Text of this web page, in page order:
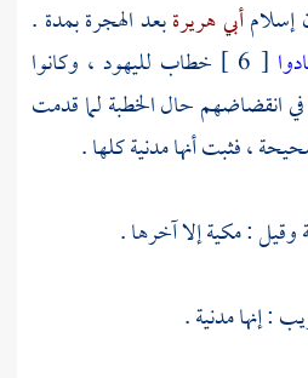
إسلامأبي هريرةبعد الهجرة بمدة .
[ 6 ] خطاب لليهود ، وكانوا
انقضاضهم حال الخطبة لما قدمت
، فثبت أنها مدنية كلها .
وقيل : مكية إلا آخرها .
: إنها مدنية .